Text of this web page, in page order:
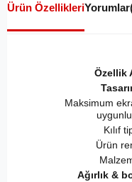
Ürün ÖzellikleriYorumlar
Özellik
Maksimum
Kılıf
Ürün
Ağırlık &